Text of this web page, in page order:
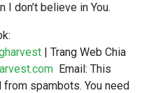
don’t believe in You.
| Trang Web Chia
Email: This
spambots. You need